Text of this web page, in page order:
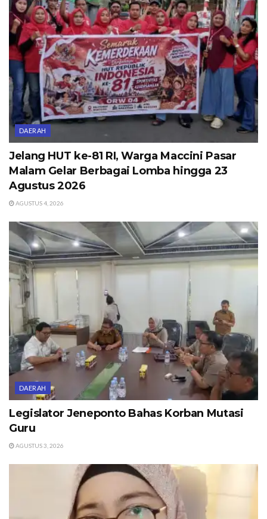
DAERAH
Jelang HUT ke-81 RI, Warga Maccini Pasar
Malam Gelar Berbagai Lomba hingga 23
Agustus 2026
AGUSTUS 4, 2026
DAERAH
Legislator Jeneponto Bahas Korban Mutasi
Guru
AGUSTUS 3, 2026